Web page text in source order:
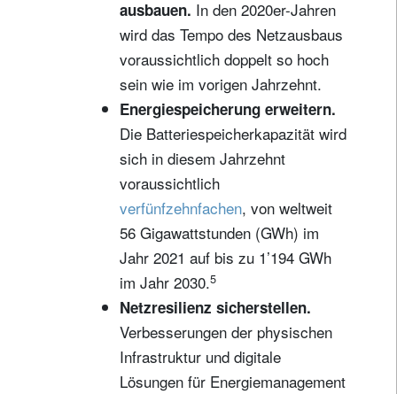
ausbauen. In den 2020er-Jahren
wird das Tempo des Netzausbaus
voraussichtlich doppelt so hoch
sein wie im vorigen Jahrzehnt.
Energiespeicherung erweitern.
Die Batteriespeicherkapazität wird
sich in diesem Jahrzehnt
voraussichtlich
verfünfzehnfachen, von weltweit
56 Gigawattstunden (GWh) im
Jahr 2021 auf bis zu 1’194 GWh
im Jahr 2030.5
Netzresilienz sicherstellen.
Verbesserungen der physischen
Infrastruktur und digitale
Lösungen für Energiemanagement